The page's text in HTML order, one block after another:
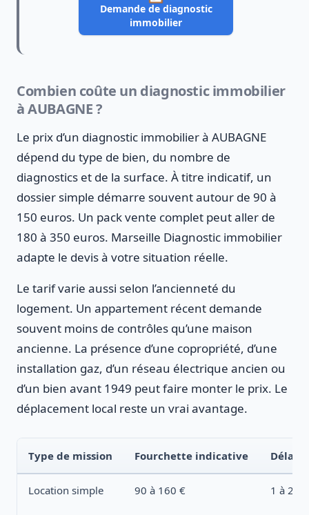
Demande de diagnostic
immobilier
Combien coûte un diagnostic immobilier
à AUBAGNE ?
Le prix d’un diagnostic immobilier à AUBAGNE
dépend du type de bien, du nombre de
diagnostics et de la surface. À titre indicatif, un
dossier simple démarre souvent autour de 90 à
150 euros. Un pack vente complet peut aller de
180 à 350 euros. Marseille Diagnostic immobilier
adapte le devis à votre situation réelle.
Le tarif varie aussi selon l’ancienneté du
logement. Un appartement récent demande
souvent moins de contrôles qu’une maison
ancienne. La présence d’une copropriété, d’une
installation gaz, d’un réseau électrique ancien ou
d’un bien avant 1949 peut faire monter le prix. Le
déplacement local reste un vrai avantage.
Type de mission Fourchette indicative Délai
Location simple 90 à 160 € 1 à 2 h